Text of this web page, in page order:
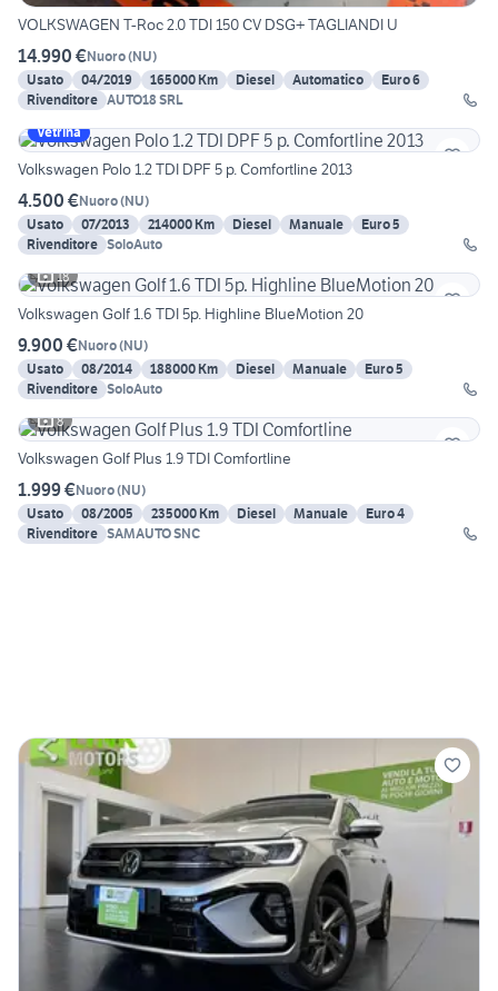
VOLKSWAGEN T-Roc 2.0 TDI 150 CV DSG+ TAGLIANDI U
14.990 €Nuoro(NU)
Usato
04/2019 165000 Km Diesel Automatico
Euro 6
Rivenditore AUTO18 SRL
Vetrina
Volkswagen Polo 1.2 TDI DPF 5 p. Comfortline 2013
4.500 €Nuoro(NU)
Usato
07/2013 214000 Km Diesel Manuale
Euro 5
Rivenditore SoloAuto
18
Volkswagen Golf 1.6 TDI 5p. Highline BlueMotion 20
9.900 €Nuoro(NU)
Usato
08/2014 188000 Km Diesel Manuale
Euro 5
Rivenditore SoloAuto
8
Volkswagen Golf Plus 1.9 TDI Comfortline
1.999 €Nuoro(NU)
Usato
08/2005 235000 Km Diesel Manuale
Euro 4
Rivenditore SAMAUTO SNC